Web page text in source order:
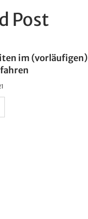
Post
im (vorläufigen)